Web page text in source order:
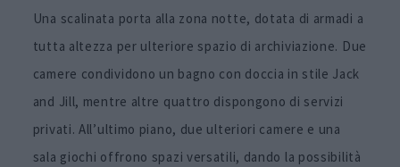
Una scalinata porta alla zona notte, dotata di armadi a
tutta altezza per ulteriore spazio di archiviazione. Due
camere condividono un bagno con doccia in stile Jack
and Jill, mentre altre quattro dispongono di servizi
privati. All’ultimo piano, due ulteriori camere e una
sala giochi offrono spazi versatili, dando la possibilità